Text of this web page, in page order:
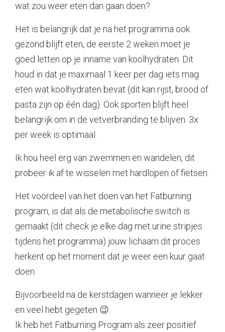
wat zou weer eten dan gaan doen?
Het is belangrijk dat je na het programma ook
gezond blijft eten, de eerste 2 weken moet je
goed letten op je inname van koolhydraten. Dit
houd in dat je maximaal 1 keer per dag iets mag
eten wat koolhydraten bevat (dit kan rijst, brood of
pasta zijn op één dag). Ook sporten blijft heel
belangrijk om in de vetverbranding te blijven. 3x
per week is optimaal.
Ik hou heel erg van zwemmen en wandelen, dit
probeer ik af te wisselen met hardlopen of fietsen.
Het voordeel van het doen van het Fatburning
program, is dat als de metabolische switch is
gemaakt (dit check je elke dag met urine stripjes
tijdens het programma) jouw lichaam dit proces
herkent op het moment dat je weer een kuur gaat
doen.
Bijvoorbeeld na de kerstdagen wanneer je lekker
en veel hebt gegeten 😉.
Ik heb het Fatburning Program als zeer positief